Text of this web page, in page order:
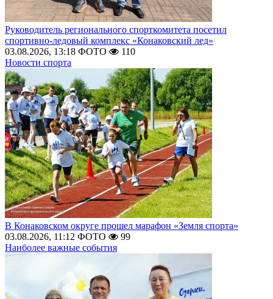
Руководитель регионального спорткомитета посетил
спортивно-ледовый комплекс «Конаковский лед»
03.08.2026, 13:18 ФОТО
110
Новости спорта
В Конаковском округе прошел марафон «Земля спорта»
03.08.2026, 11:12 ФОТО
99
Наиболее важные события